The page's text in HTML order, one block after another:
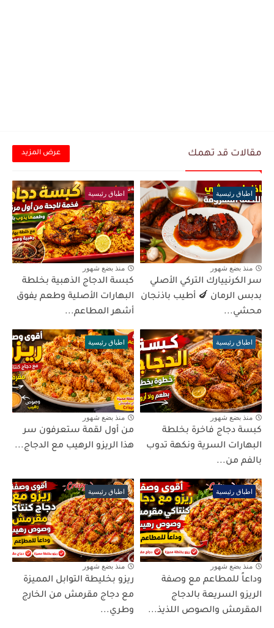
مقالات قد تهمك عرض المزيد
اطباق رئيسية
منذ بضع شهور
سر الكرنييارك التركي الأصلي
بدبس الرمان 🍆 أطيب باذنجان
محشي...
اطباق رئيسية
منذ بضع شهور
كبسة الدجاج الذهبية بخلطة
البهارات الأصلية وطعم يفوق
أشهر المطاعم...
اطباق رئيسية
منذ بضع شهور
كبسة دجاج فاخرة بخلطة
البهارات السرية ونكهة تدوب
بالفم من...
اطباق رئيسية
منذ بضع شهور
من أول لقمة ستعرفون سر
هذا الريزو الرهيب مع الدجاج...
اطباق رئيسية
منذ بضع شهور
وداعاً للمطاعم مع وصفة
الريزو السريعة بالدجاج
المقرمش والصوص اللذيذ...
اطباق رئيسية
منذ بضع شهور
ريزو بخليطة التوابل المميزة
مع دجاج مقرمش من الخارج
وطري...